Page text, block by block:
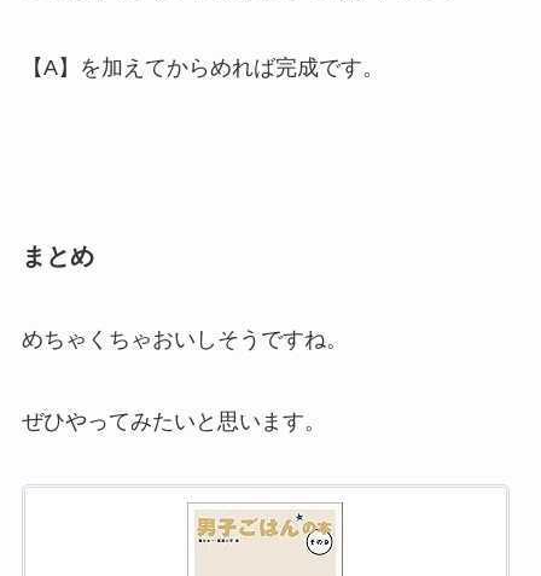
【A】を加えてからめれば完成です。
まとめ
めちゃくちゃおいしそうですね。
ぜひやってみたいと思います。